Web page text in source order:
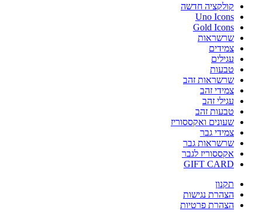
קולקציה חדשה
Uno Icons
Gold Icons
שרשראות
צמידים
עגילים
טבעות
שרשראות זהב
צמידי זהב
עגילי זהב
טבעות זהב
שעונים ואקססוריז
צמידי גבר
שרשראות גבר
אקססוריז לגבר
GIFT CARD
תקנון
הצהרת נגישות
הצהרת פרטיות